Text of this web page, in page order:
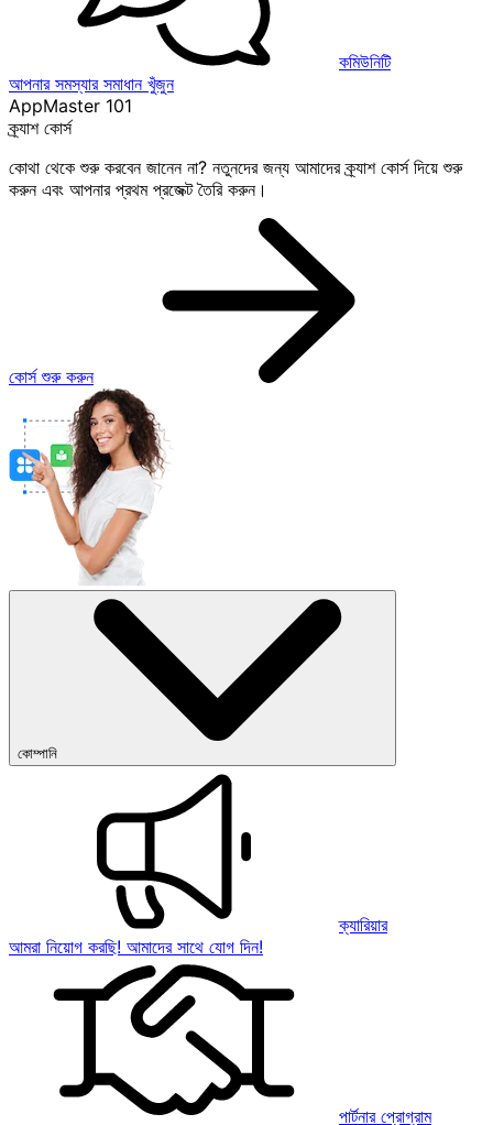
কমিউনিটি
আপনার সমস্যার সমাধান খুঁজুন
AppMaster 101
ক্র্যাশ কোর্স
কোথা থেকে শুরু করবেন জানেন না? নতুনদের জন্য আমাদের ক্র্যাশ কোর্স দিয়ে শুরু
করুন এবং আপনার প্রথম প্রজেক্ট তৈরি করুন।
কোর্স শুরু করুন
কোম্পানি
ক্যারিয়ার
আমরা নিয়োগ করছি! আমাদের সাথে যোগ দিন!
পার্টনার প্রোগ্রাম